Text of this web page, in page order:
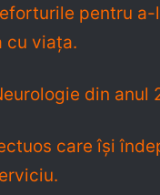
pentru a-
cu viaţa.
din anul
care îşi